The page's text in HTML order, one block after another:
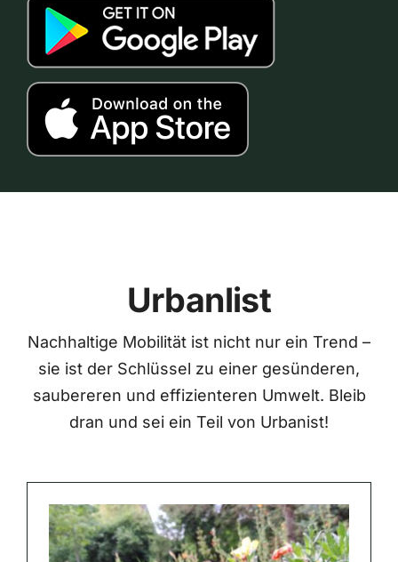
Urbanlist
Nachhaltige Mobilität ist nicht nur ein Trend –
sie ist der Schlüssel zu einer gesünderen,
saubereren und effizienteren Umwelt. Bleib
dran und sei ein Teil von Urbanist!